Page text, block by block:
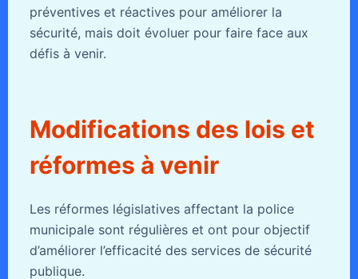
préventives et réactives pour améliorer la
sécurité, mais doit évoluer pour faire face aux
défis à venir.
Modifications des lois et
réformes à venir
Les réformes législatives affectant la police
municipale sont régulières et ont pour objectif
d’améliorer l’efficacité des services de sécurité
publique.